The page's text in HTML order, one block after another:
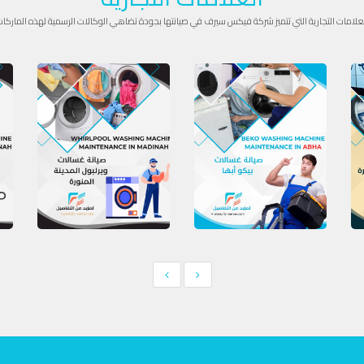
التجارية التي تتميز شركة فيكس سيرف في صيانتها بجودة تضاهي الوكالات الرسمية لهذه